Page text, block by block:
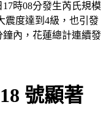
時08分發生芮氏規模
震度達到4級，也引發
鐘內，花蓮總計連續發
號顯著